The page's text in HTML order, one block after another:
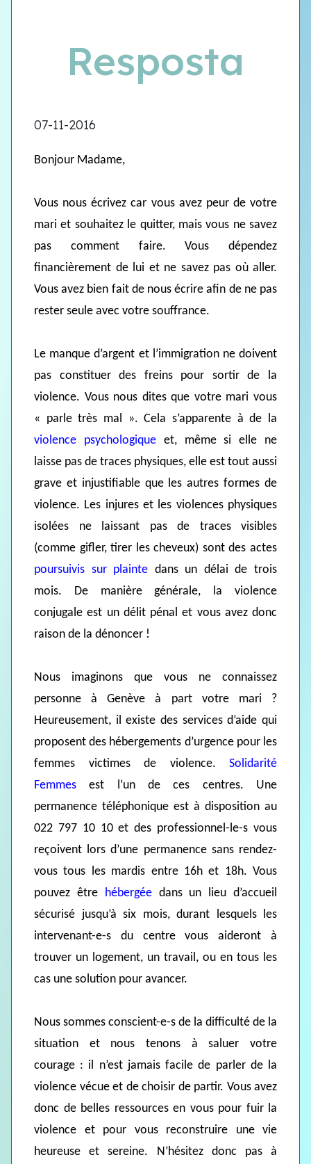
Resposta
07-11-2016
Bonjour Madame,
Vous nous écrivez car vous avez peur de votre
mari et souhaitez le quitter, mais vous ne savez
pas comment faire. Vous dépendez
financièrement de lui et ne savez pas où aller.
Vous avez bien fait de nous écrire afin de ne pas
rester seule avec votre souffrance.
Le manque d’argent et l’immigration ne doivent
pas constituer des freins pour sortir de la
violence. Vous nous dites que votre mari vous
« parle très mal ». Cela s’apparente à de la
violence psychologiqueet, même si elle ne
laisse pas de traces physiques, elle est tout aussi
grave et injustifiable que les autres formes de
violence. Les injures et les violences physiques
isolées ne laissant pas de traces visibles
(comme gifler, tirer les cheveux) sont des actes
poursuivis sur plainte dans un délai de trois
mois. De manière générale, la violence
conjugale est un délit pénal et vous avez donc
raison de la dénoncer !
Nous imaginons que vous ne connaissez
personne à Genève à part votre mari ?
Heureusement, il existe des services d’aide qui
proposent des hébergements d’urgence pour les
femmes victimes de violence. Solidarité
Femmes est l’un de ces centres. Une
permanence téléphonique est à disposition au
022 797 10 10 et des professionnel-le-s vous
reçoivent lors d’une permanence sans rendez-
vous tous les mardis entre 16h et 18h. Vous
pouvez être hébergéedans un lieu d’accueil
sécurisé jusqu’à six mois, durant lesquels les
intervenant-e-s du centre vous aideront à
trouver un logement, un travail, ou en tous les
cas une solution pour avancer.
Nous sommes conscient-e-s de la difficulté de la
situation et nous tenons à saluer votre
courage : il n’est jamais facile de parler de la
violence vécue et de choisir de partir. Vous avez
donc de belles ressources en vous pour fuir la
violence et pour vous reconstruire une vie
heureuse et sereine. N’hésitez donc pas à